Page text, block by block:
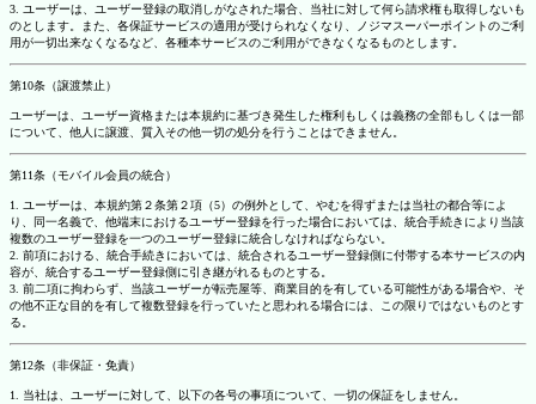
3. ユーザーは、ユーザー登録の取消しがなされた場合、当社に対して何ら請求権も取得しないも
のとします。また、各保証サービスの適用が受けられなくなり、ノジマスーパーポイントのご利
用が一切出来なくなるなど、各種本サービスのご利用ができなくなるものとします。
第10条（譲渡禁止）
ユーザーは、ユーザー資格または本規約に基づき発生した権利もしくは義務の全部もしくは一部
について、他人に譲渡、質入その他一切の処分を行うことはできません。
第11条（モバイル会員の統合）
1. ユーザーは、本規約第２条第２項（5）の例外として、やむを得ずまたは当社の都合等によ
り、同一名義で、他端末におけるユーザー登録を行った場合においては、統合手続きにより当該
複数のユーザー登録を一つのユーザー登録に統合しなければならない。
2. 前項における、統合手続きにおいては、統合されるユーザー登録側に付帯する本サービスの内
容が、統合するユーザー登録側に引き継がれるものとする。
3. 前二項に拘わらず、当該ユーザーが転売屋等、商業目的を有している可能性がある場合や、そ
の他不正な目的を有して複数登録を行っていたと思われる場合には、この限りではないものとす
る。
第12条（非保証・免責）
1. 当社は、ユーザーに対して、以下の各号の事項について、一切の保証をしません。